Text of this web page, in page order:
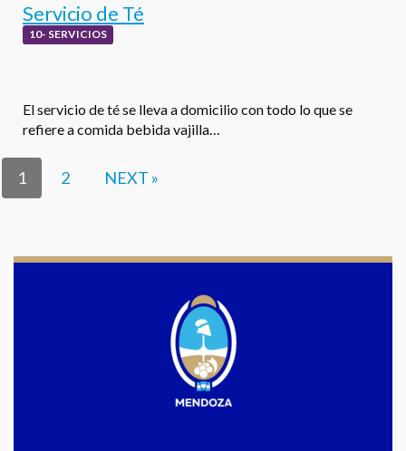
Servicio de Té
10- SERVICIOS
El servicio de té se lleva a domicilio con todo lo que se
refiere a comida bebida vajilla…
1 2 NEXT »